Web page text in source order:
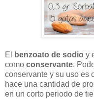
El benzoato de sodio y
como conservante.
conservante y su uso es
hace una cantidad de
en un corto periodo de